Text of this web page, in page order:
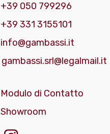
+39 050 799296
+39 331 3155101
info@gambassi.it
gambassi.srl@legalmail.it
Modulo di Contatto
Showroom